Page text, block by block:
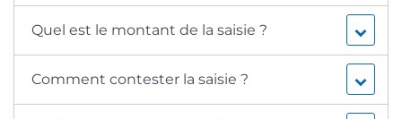
Quel est le montant de la saisie ?
Comment contester la saisie ?